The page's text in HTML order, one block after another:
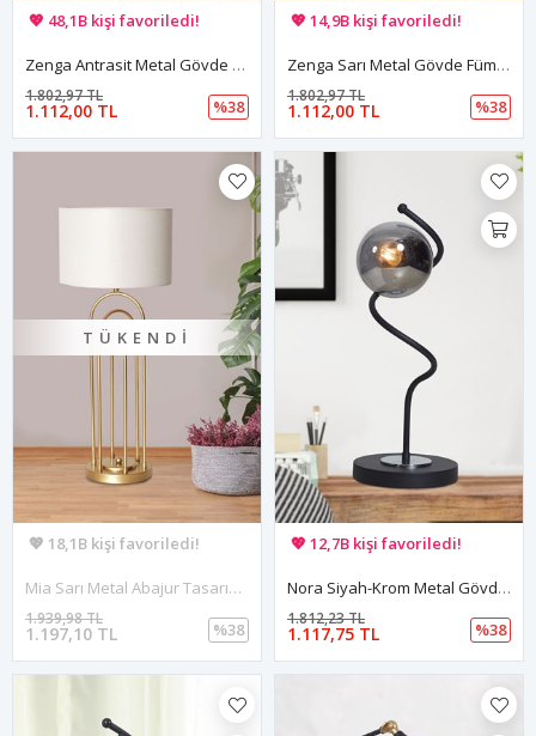
💸 Sepette 100 TL indirim!
Zenga Antrasit Metal Gövde Füme Camlı Tasarım Lüx Masa Lambası
1.112,00 TL
1.802,97 TL
%38
💸 Sepette 100 TL indirim!
Zenga Sarı Metal Gövde Füme Camlı Tasarım Lüx Masa Lambası
1.112,00 TL
1.802,97 TL
%38
TÜKENDI
🚚 Hızlı teslimat yapılıyor!
💖 18,1B kişi favoriledi!
💸 Sepette 100 TL indirim!
Mia Sarı Metal Abajur Tasarım Lüx Masa Lambası
1.197,10 TL
1.939,98 TL
%38
🚚 Hızlı teslimat yapılıyor!
💖 12,7B kişi favoriledi!
💸 Sepette 100 TL indirim!
Nora Siyah-Krom Metal Gövde Füme Camlı Tasarım Lüx Masa Lambası
1.117,75 TL
1.812,23 TL
%38